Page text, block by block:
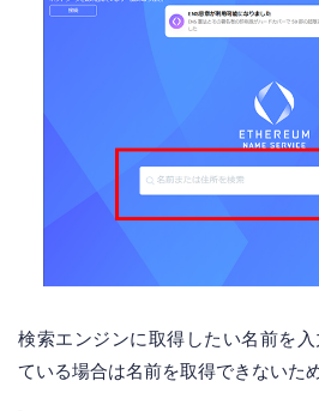
検索エンジンに取得したい名前を
ている場合は名前を取得できないた